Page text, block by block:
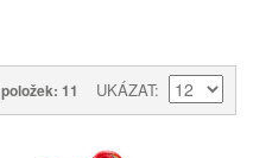
položek: 11 UKÁZAT